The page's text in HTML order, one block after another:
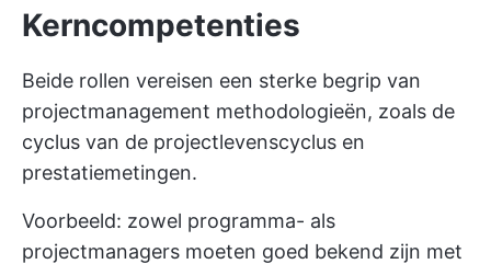
Kerncompetenties
Beide rollen vereisen een sterke begrip van
projectmanagement methodologieën, zoals de
cyclus van de projectlevenscyclus en
prestatiemetingen.
Voorbeeld: zowel programma- als
projectmanagers moeten goed bekend zijn met